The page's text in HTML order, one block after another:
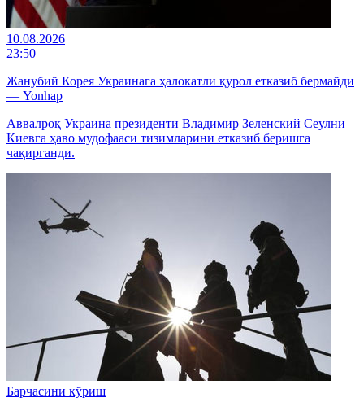
10.08.2026
23:50
Жанубий Корея Украинага ҳалокатли қурол етказиб бермайди
— Yonhap
Аввалроқ Украина президенти Владимир Зеленский Сеулни
Киевга ҳаво мудофааси тизимларини етказиб беришга
чақирганди.
Барчасини кўриш